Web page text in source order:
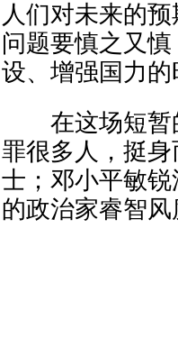
人们对未来的
问题要慎之又
设、增强国力的
在这场短暂
罪很多人，挺
士；邓小平敏
的政治家睿智风